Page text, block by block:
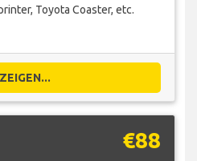
Toyota Coaster, etc.
€88